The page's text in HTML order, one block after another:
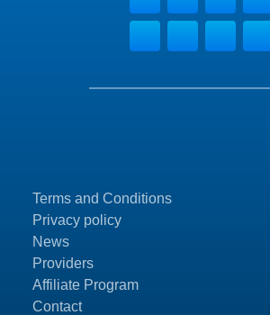
Terms and Conditions
Privacy policy
News
Providers
Affiliate Program
Contact